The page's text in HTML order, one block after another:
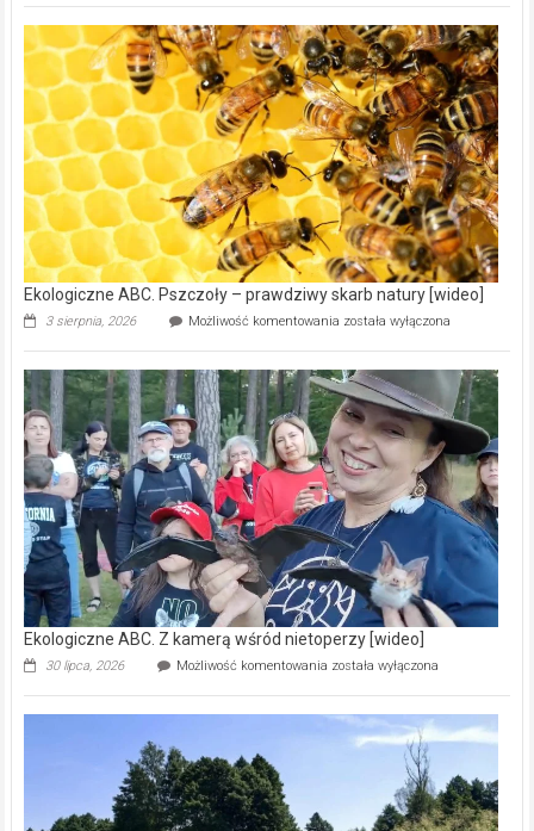
Wręczyca
Wielka
z
dofinansowaniem
ponad
15,6
mln
na
modernizację
oczyszczalni
ścieków
[wideo]
Ekologiczne ABC. Pszczoły – prawdziwy skarb natury [wideo]
3 sierpnia, 2026 Możliwość komentowania Ekologiczne
–
prawdziwy
skarb
natury
[wideo]
została wyłączona
Ekologiczne ABC. Z kamerą wśród nietoperzy [wideo]
30 lipca, 2026 Możliwość komentowania Ekologiczne
kamerą
wśród
została wyłączona